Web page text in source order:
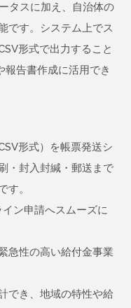
タスに加え、自治体の
です。システム上でス
形式で出力すること
告書作成に活用でき
形式）を帳票発送シ
・封入封緘・郵送まで
す。
ン申請へスムーズに
急性の高い給付金事業
でき、地域の特性や給